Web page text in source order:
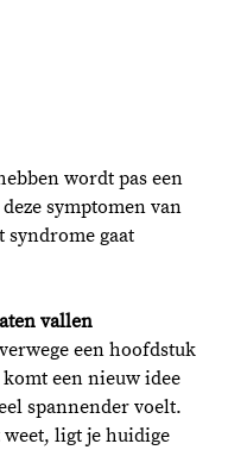
wordt pas een
symptomen van
syndrome gaat
vallen
een hoofdstuk
een nieuw idee
spannender voelt.
ligt je huidige